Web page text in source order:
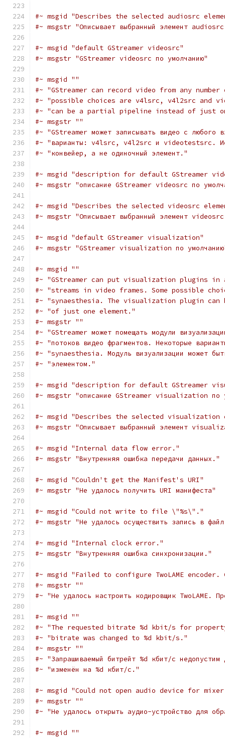
#~ msgid "Describes the selected audiosrc
#~ msgstr "Описывает выбранный элемент
#~ msgid "default GStreamer videosrc"
#~ msgstr "GStreamer videosrc по умолчанию"
#~ msgid ""
#~ "GStreamer can record video from any
#~ "possible choices are v4lsrc, v4l2src and
#~ "can be a partial pipeline instead of just
#~ msgstr ""
#~ "GStreamer может записывать видео с любого
#~ "варианты: v4lsrc, v4l2src и videotestsrc.
#~ "конвейер, а не одиночный элемент."
#~ msgid "description for default GStreamer
#~ msgstr "описание GStreamer videosrc по
#~ msgid "Describes the selected videosrc
#~ msgstr "Описывает выбранный элемент
#~ msgid "default GStreamer visualization"
#~ msgstr "GStreamer visualization по
#~ msgid ""
#~ "GStreamer can put visualization plugins
#~ "streams in video frames. Some possible
#~ "synaesthesia. The visualization plugin
#~ "of just one element."
#~ msgstr ""
#~ "GStreamer может помещать модули
#~ "потоков видео фрагментов. Некоторые
#~ "synaesthesia. Модуль визуализации может
#~ "элементом."
#~ msgid "description for default GStreamer
#~ msgstr "описание GStreamer visualization по
#~ msgid "Describes the selected visualization
#~ msgstr "Описывает выбранный элемент
#~ msgid "Internal data flow error."
#~ msgstr "Внутренняя ошибка передачи данных."
#~ msgid "Couldn't get the Manifest's URI"
#~ msgstr "Не удалось получить URI манифеста"
#~ msgid "Could not write to file \"%s\"."
#~ msgstr "Не удалось осуществить запись в
#~ msgid "Internal clock error."
#~ msgstr "Внутренняя ошибка синхронизации."
#~ msgid "Failed to configure TwoLAME
#~ msgstr ""
#~ "Не удалось настроить кодировщик TwoLAME.
#~ msgid ""
#~ "The requested bitrate %d kbit/s for
#~ "bitrate was changed to %d kbit/s."
#~ msgstr ""
#~ "Запрашиваемый битрейт %d кбит/с
#~ "изменён на %d кбит/с."
#~ msgid "Could not open audio device for
#~ msgstr ""
#~ "Не удалось открыть аудио-устройство для
#~ msgid ""